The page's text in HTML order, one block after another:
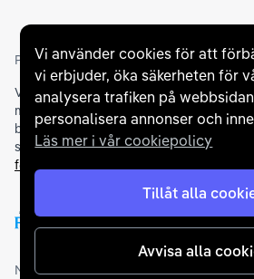
Vi använder cookies för att
vi erbjuder, öka säkerheten för
analysera trafiken på
personalisera annonser och
Läs mer i vår cookiepolicy
Tillåt alla
Avvisa alla
Partners och betallösningar
Vi samarbetar medflertalet banker för
möjliga finansieringslösning och stödjer
betalningsmetoder. För att du ska känna
samarbetar vi med Folksam och
försäkringar och garantier
Medlemskap och utmärkelser